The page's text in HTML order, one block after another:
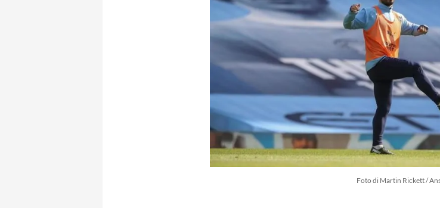
Foto di Martin Rickett /